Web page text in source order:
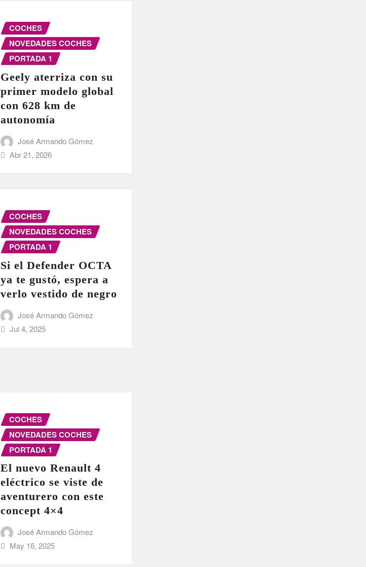
COCHES
NOVEDADES COCHES
PORTADA 1
Geely aterriza con su
primer modelo global
con 628 km de
autonomía
José Armando Gómez
Abr 21, 2026
COCHES
NOVEDADES COCHES
PORTADA 1
Si el Defender OCTA
ya te gustó, espera a
verlo vestido de negro
José Armando Gómez
Jul 4, 2025
COCHES
NOVEDADES COCHES
PORTADA 1
El nuevo Renault 4
eléctrico se viste de
aventurero con este
concept 4×4
José Armando Gómez
May 16, 2025